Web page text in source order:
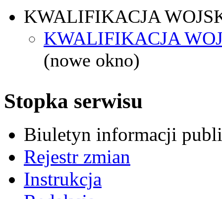
KWALIFIKACJA
KWALIFIKACJA
(nowe okno)
Stopka serwisu
Biuletyn informacji
Rejestr zmian
Instrukcja